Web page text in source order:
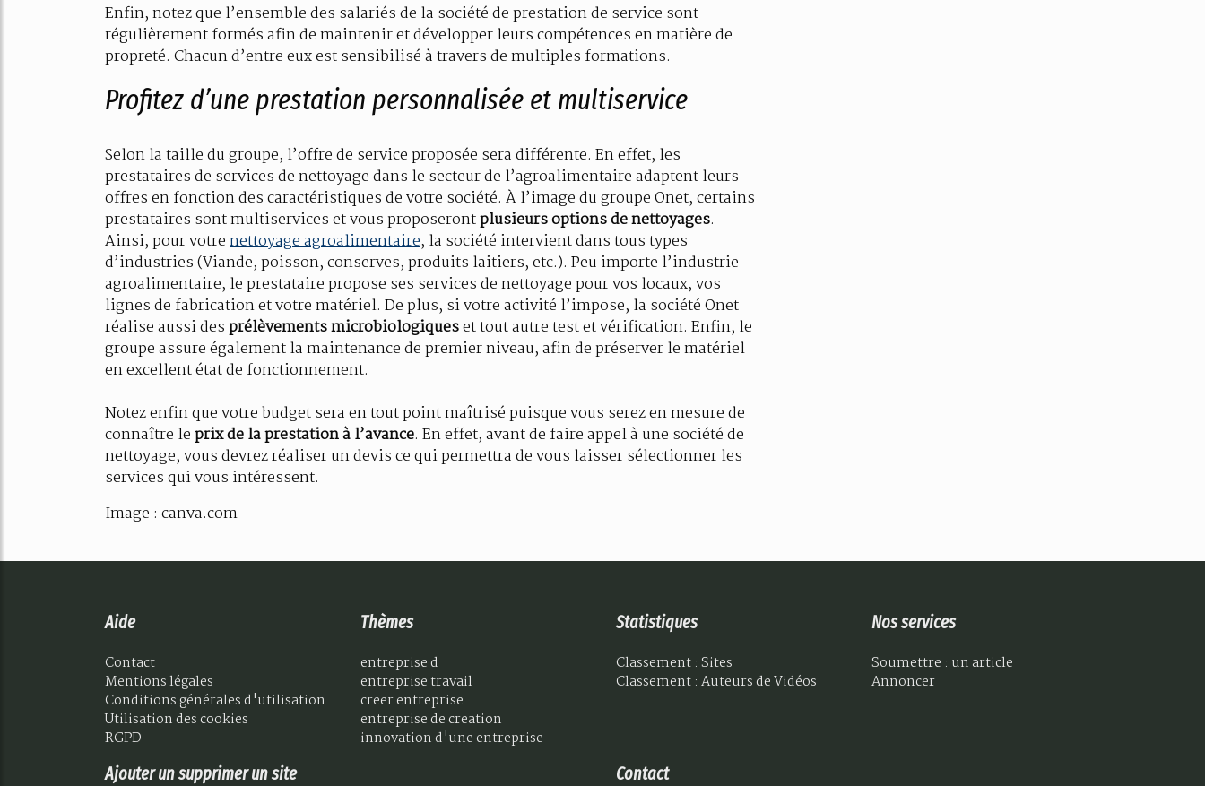
Enfin, notez que l’ensemble des salariés de la société de prestation de service sont
régulièrement formés afin de maintenir et développer leurs compétences en matière de
propreté. Chacun d’entre eux est sensibilisé à travers de multiples formations.
Profitez d’une prestation personnalisée et multiservice
Selon la taille du groupe, l’offre de service proposée sera différente. En effet, les
prestataires de services de nettoyage dans le secteur de l’agroalimentaire adaptent leurs
offres en fonction des caractéristiques de votre société. À l’image du groupe Onet, certains
prestataires sont multiservices et vous proposerontplusieurs options de nettoyages.
Ainsi, pour votrenettoyage agroalimentaire, la société intervient dans tous types
d’industries (Viande, poisson, conserves, produits laitiers, etc.). Peu importe l’industrie
agroalimentaire, le prestataire propose ses services de nettoyage pour vos locaux, vos
lignes de fabrication et votre matériel. De plus, si votre activité l’impose, la société Onet
réalise aussi desprélèvements microbiologiqueset tout autre test et vérification. Enfin, le
groupe assure également la maintenance de premier niveau, afin de préserver le matériel
en excellent état de fonctionnement.
Notez enfin que votre budget sera en tout point maîtrisé puisque vous serez en mesure de
connaître leprix de la prestation à l’avance. En effet, avant de faire appel à une société de
nettoyage, vous devrez réaliser un devis ce qui permettra de vous laisser sélectionner les
services qui vous intéressent.
Image : canva.com
Aide
Contact
Mentions légales
Conditions générales d'utilisation
Utilisation des cookies
RGPD
Thèmes
entreprise d
entreprise travail
creer entreprise
entreprise de creation
innovation d'une entreprise
Statistiques
Classement : Sites
Classement : Auteurs de Vidéos
Nos services
Soumettre : un article
Annoncer
Ajouter un supprimer un site Contact